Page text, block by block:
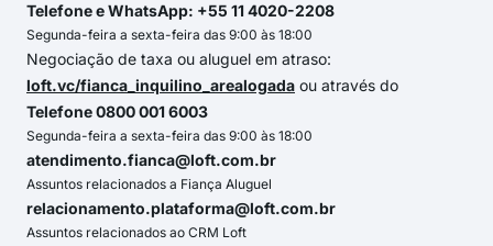
Telefone e WhatsApp: +55 11 4020-2208
Segunda-feira a sexta-feira das 9:00 às 18:00
Negociação de taxa ou aluguel em atraso:
loft.vc/fianca_inquilino_arealogada ou através do
Telefone 0800 001 6003
Segunda-feira a sexta-feira das 9:00 às 18:00
atendimento.fianca@loft.com.br
Assuntos relacionados a Fiança Aluguel
relacionamento.plataforma@loft.com.br
Assuntos relacionados ao CRM Loft